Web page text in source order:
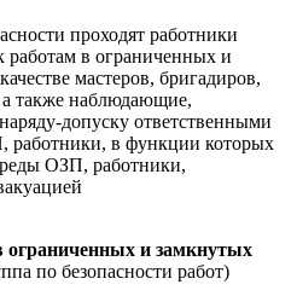
проходят работники
работам в ограниченных и
мастеров, бригадиров,
а также наблюдающие,
допуску ответственными
работники, в функции которых
ОЗП, работники,
ограниченных и замкнутых
по безопасности работ)